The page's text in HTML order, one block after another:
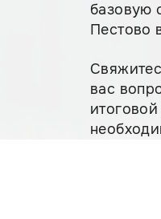
базовую
Пестово
вас